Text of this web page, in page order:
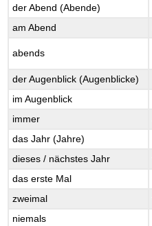
der Abend (Abende)
am Abend
abends
der Augenblick (Augenblicke)
im Augenblick
immer
das Jahr (Jahre)
dieses / nächstes Jahr
das erste Mal
zweimal
niemals